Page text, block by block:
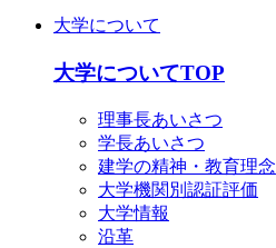
大学について
大学についてTOP
理事長あいさつ
学長あいさつ
建学の精神・教育理念
大学機関別認証評価
大学情報
沿革